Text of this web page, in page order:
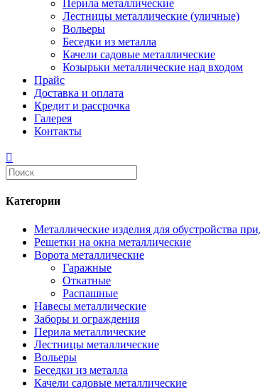
Перила металлические
Лестницы металлические (уличные)
Вольеры
Беседки из металла
Качели садовые металлические
Козырьки металлические над входом
Прайс
Доставка и оплата
Кредит и рассрочка
Галерея
Контакты
Категории
Металлические изделия для обустройства
Решетки на окна металлические
Ворота металлические
Гаражные
Откатные
Распашные
Навесы металлические
Заборы и ограждения
Перила металлические
Лестницы металлические
Вольеры
Беседки из металла
Качели садовые металлические